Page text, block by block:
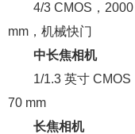
4/3 CMOS，
mm，机械快门
中长焦相机
1/1.3 英寸
70 mm
长焦相机